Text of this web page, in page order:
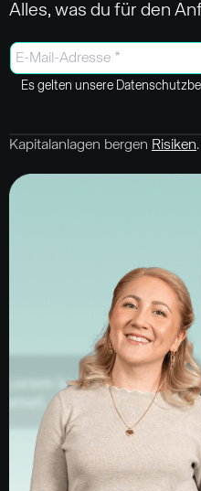
Alles, was du für den
Es gelten unsere
Kapitalanlagen bergen Risiken